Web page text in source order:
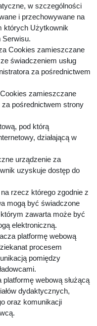
w szczególności
i przechowywane na
których Użytkownik
Serwisu.
Cookies zamieszczane
świadczeniem usług
za pośrednictwem
zamieszczane
pośrednictwem strony
pod którą
działającą w
urządzenie za
uzyskuje dostęp do
rzecz którego zgodnie z
mogą być świadczone
zawarta może być
elektroniczną.
platformę webową
procesem
pomiędzy
platformę webową służącą
dydaktycznych,
oraz komunikacji